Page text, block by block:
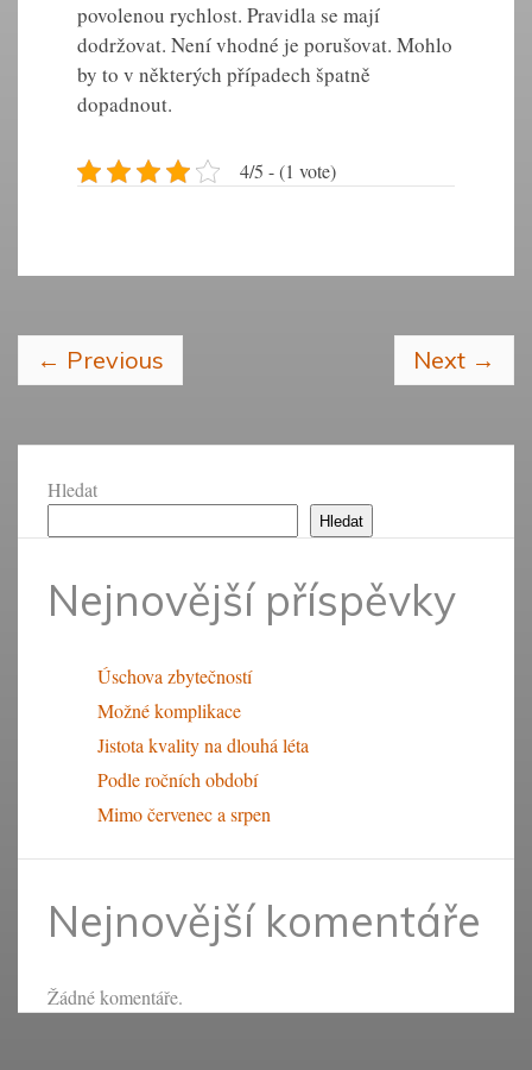
povolenou rychlost. Pravidla se mají
dodržovat. Není vhodné je porušovat. Mohlo
by to v některých případech špatně
dopadnout.
4/5 - (1 vote)
← Previous Next →
Hledat
Hledat
Nejnovější příspěvky
Úschova zbytečností
Možné komplikace
Jistota kvality na dlouhá léta
Podle ročních období
Mimo červenec a srpen
Nejnovější komentáře
Žádné komentáře.